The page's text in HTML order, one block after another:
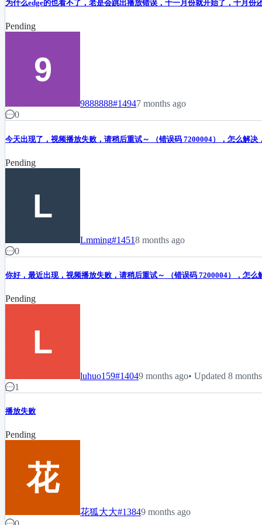
为什么edge的也看不了，老是会跳出播放错误，十一月份就开始了，十月份
Pending
9888888#14947 months ago
0
今天出现了，视频播放失败，请稍后重试～ （错误码 7200004），怎么解决
Pending
Lmming#14518 months ago
0
你好，最近出现，视频播放失败，请稍后重试～ （错误码 7200004），怎么
Pending
luhuo159#14049 months ago• Updated 8
1
播放失败
Pending
花狐大大#13849 months ago